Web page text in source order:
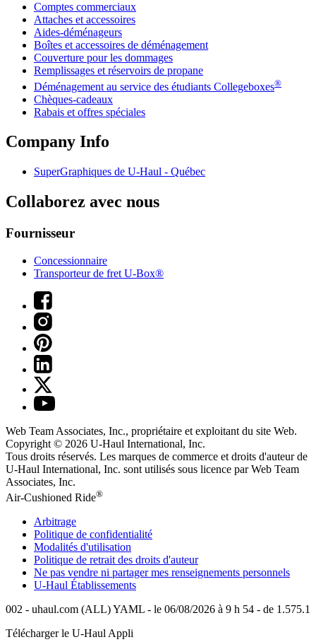
Comptes commerciaux
Attaches et accessoires
Aides-déménageurs
Boîtes et accessoires de déménagement
Couverture pour les dommages
Remplissages et réservoirs de propane
Déménagement au service des étudiants Collegeboxes®
Chèques-cadeaux
Rabais et offres spéciales
Company Info
SuperGraphiques de U-Haul - Québec
Collaborez avec nous
Fournisseur
Concessionnaire
Transporteur de fret U-Box®
Web Team Associates, Inc., propriétaire et exploitant du site Web.
Copyright © 2026 U-Haul International, Inc.
Tous droits réservés. Les marques de commerce et droits d'auteur de
U-Haul International, Inc. sont utilisés sous licence par Web Team
Associates, Inc.
Air-Cushioned Ride®
Arbitrage
Politique de confidentialité
Modalités d'utilisation
Politique de retrait des droits d'auteur
Ne pas vendre ni partager mes renseignements personnels
U-Haul Établissements
002 - uhaul.com (ALL) YAML - le 06/08/2026 à 9 h 54 - de 1.575.1
Télécharger le U-Haul Appli